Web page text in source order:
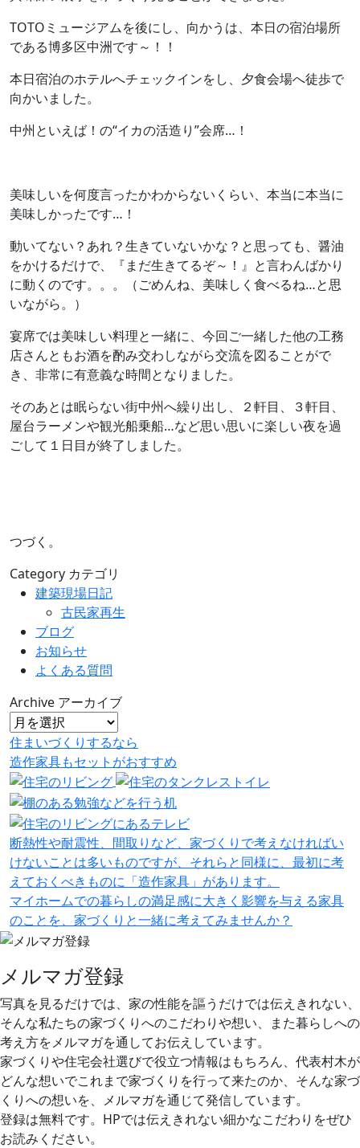
TOTOミュージアムを後にし、向かうは、本日の宿泊場所
である博多区中洲です～！！
本日宿泊のホテルへチェックインをし、夕食会場へ徒歩で
向かいました。
中州といえば！の“イカの活造り”会席…！
美味しいを何度言ったかわからないくらい、本当に本当に
美味しかったです…！
動いてない？あれ？生きていないかな？と思っても、醤油
をかけるだけで、『まだ生きてるぞ～！』と言わんばかり
に動くのです。。。（ごめんね、美味しく食べるね…と思
いながら。）
宴席では美味しい料理と一緒に、今回ご一緒した他の工務
店さんともお酒を酌み交わしながら交流を図ることがで
き、非常に有意義な時間となりました。
そのあとは眠らない街中州へ繰り出し、２軒目、３軒目、
屋台ラーメンや観光船乗船…など思い思いに楽しい夜を過
ごして１日目が終了しました。
つづく。
Category カテゴリ
建築現場日記
古民家再生
ブログ
お知らせ
よくある質問
Archive アーカイブ
住まいづくりするなら
造作家具もセット がおすすめ
断熱性や耐震性、間取りなど、家づくりで考えなければい
けないことは多いものですが、それらと同様に、最初に考
えておくべきものに「造作家具」があります。
マイホームでの暮らしの満足感に大きく影響を与える家具
のことを、家づくりと一緒に考えてみませんか？
メルマガ登録
写真を見るだけでは、家の性能を謳うだけでは伝えきれない、
そんな私たちの家づくりへのこだわりや想い、また暮らしへの
考え方をメルマガを通してお伝えしています。
家づくりや住宅会社選びで役立つ情報はもちろん、代表村木が
どんな想いでこれまで家づくりを行って来たのか、そんな家づ
くりへの想いを、メルマガを通じて発信しています。
登録は無料です。HPでは伝えきれない細かなこだわりをぜひ
お読みください。